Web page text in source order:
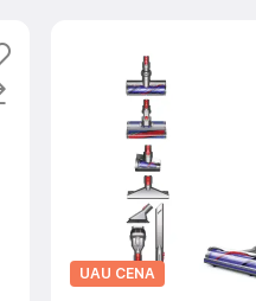
UAU CENA